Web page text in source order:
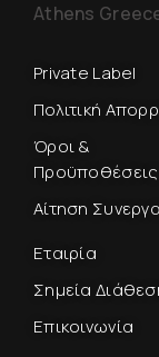
Athens
Private Label
Πολιτική
Όροι &
Προϋποθέσεις
Αίτηση
Εταιρία
Σημεία
Επικοινωνία